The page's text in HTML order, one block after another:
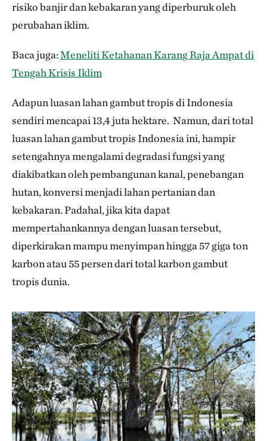
risiko banjir dan kebakaran yang diperburuk oleh
perubahan iklim.
Baca juga:Meneliti Ketahanan Karang Raja Ampat di
Tengah Krisis Iklim
Adapun luasan lahan gambut tropis di Indonesia
sendiri mencapai 13,4 juta hektare. Namun, dari total
luasan lahan gambut tropis Indonesia ini, hampir
setengahnya mengalami degradasi fungsi yang
diakibatkan oleh pembangunan kanal, penebangan
hutan, konversi menjadi lahan pertanian dan
kebakaran. Padahal, jika kita dapat
mempertahankannya dengan luasan tersebut,
diperkirakan mampu menyimpan hingga 57 giga ton
karbon atau 55 persen dari total karbon gambut
tropis dunia.